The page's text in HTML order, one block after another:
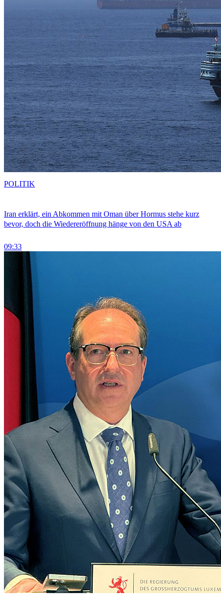
Iran erklärt, ein Abkommen mit Oman über Hormus stehe kurz
bevor, doch die Wiedereröffnung hänge von den USA ab
09:33
POLITIK